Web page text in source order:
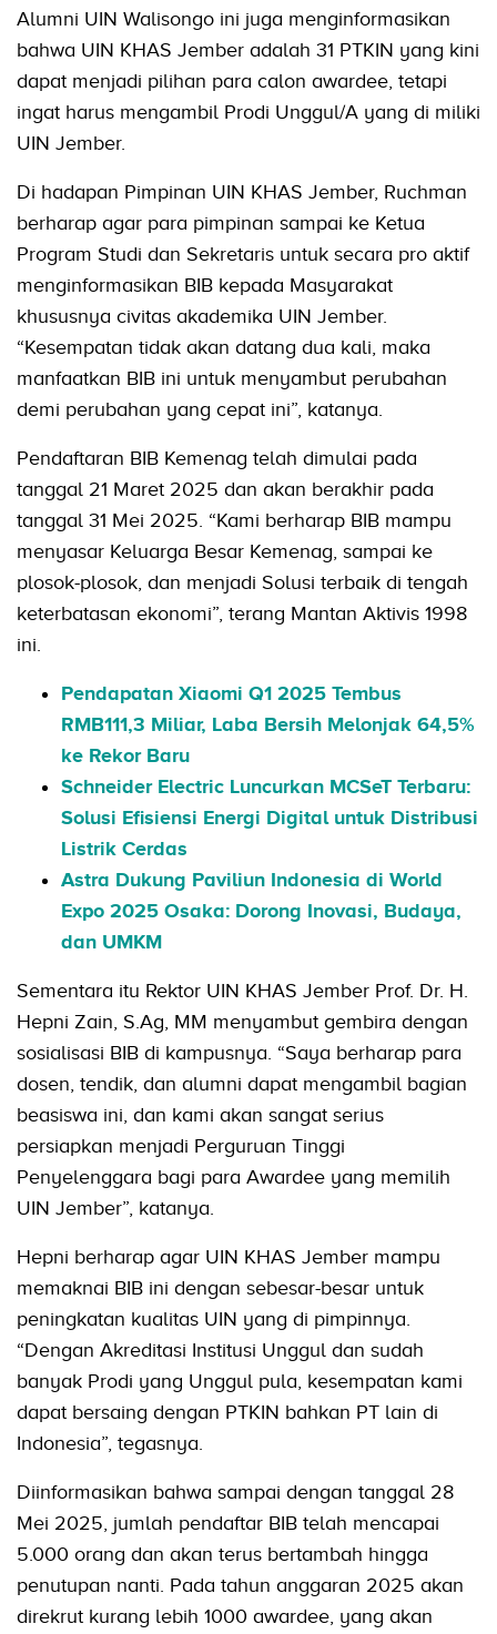
Alumni UIN Walisongo ini juga menginformasikan
bahwa UIN KHAS Jember adalah 31 PTKIN yang kini
dapat menjadi pilihan para calon awardee, tetapi
ingat harus mengambil Prodi Unggul/A yang di miliki
UIN Jember.
Di hadapan Pimpinan UIN KHAS Jember, Ruchman
berharap agar para pimpinan sampai ke Ketua
Program Studi dan Sekretaris untuk secara pro aktif
menginformasikan BIB kepada Masyarakat
khususnya civitas akademika UIN Jember.
“Kesempatan tidak akan datang dua kali, maka
manfaatkan BIB ini untuk menyambut perubahan
demi perubahan yang cepat ini”, katanya.
Pendaftaran BIB Kemenag telah dimulai pada
tanggal 21 Maret 2025 dan akan berakhir pada
tanggal 31 Mei 2025. “Kami berharap BIB mampu
menyasar Keluarga Besar Kemenag, sampai ke
plosok-plosok, dan menjadi Solusi terbaik di tengah
keterbatasan ekonomi”, terang Mantan Aktivis 1998
ini.
Pendapatan Xiaomi Q1 2025 Tembus
RMB111,3 Miliar, Laba Bersih Melonjak 64,5%
ke Rekor Baru
Schneider Electric Luncurkan MCSeT Terbaru:
Solusi Efisiensi Energi Digital untuk Distribusi
Listrik Cerdas
Astra Dukung Paviliun Indonesia di World
Expo 2025 Osaka: Dorong Inovasi, Budaya,
dan UMKM
Sementara itu Rektor UIN KHAS Jember Prof. Dr. H.
Hepni Zain, S.Ag, MM menyambut gembira dengan
sosialisasi BIB di kampusnya. “Saya berharap para
dosen, tendik, dan alumni dapat mengambil bagian
beasiswa ini, dan kami akan sangat serius
persiapkan menjadi Perguruan Tinggi
Penyelenggara bagi para Awardee yang memilih
UIN Jember”, katanya.
Hepni berharap agar UIN KHAS Jember mampu
memaknai BIB ini dengan sebesar-besar untuk
peningkatan kualitas UIN yang di pimpinnya.
“Dengan Akreditasi Institusi Unggul dan sudah
banyak Prodi yang Unggul pula, kesempatan kami
dapat bersaing dengan PTKIN bahkan PT lain di
Indonesia”, tegasnya.
Diinformasikan bahwa sampai dengan tanggal 28
Mei 2025, jumlah pendaftar BIB telah mencapai
5.000 orang dan akan terus bertambah hingga
penutupan nanti. Pada tahun anggaran 2025 akan
direkrut kurang lebih 1000 awardee, yang akan